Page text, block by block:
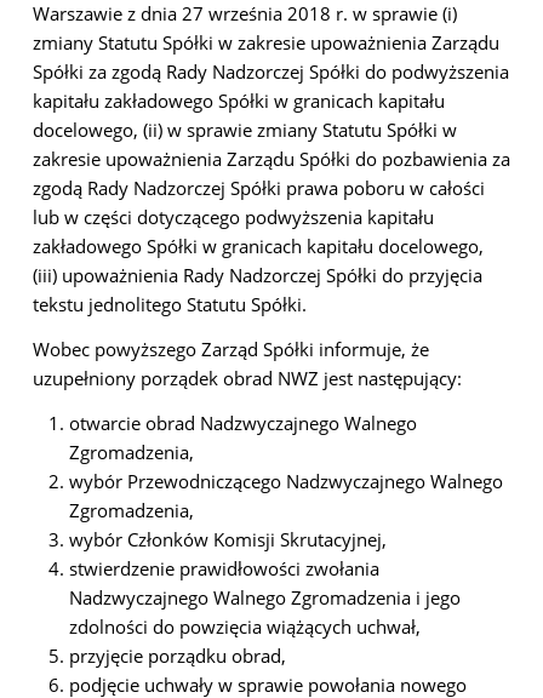
Warszawie z dnia 27 września 2018 r. w sprawie (i)
zmiany Statutu Spółki w zakresie upoważnienia Zarządu
Spółki za zgodą Rady Nadzorczej Spółki do podwyższenia
kapitału zakładowego Spółki w granicach kapitału
docelowego, (ii) w sprawie zmiany Statutu Spółki w
zakresie upoważnienia Zarządu Spółki do pozbawienia za
zgodą Rady Nadzorczej Spółki prawa poboru w całości
lub w części dotyczącego podwyższenia kapitału
zakładowego Spółki w granicach kapitału docelowego,
(iii) upoważnienia Rady Nadzorczej Spółki do przyjęcia
tekstu jednolitego Statutu Spółki.
Wobec powyższego Zarząd Spółki informuje, że
uzupełniony porządek obrad NWZ jest następujący:
otwarcie obrad Nadzwyczajnego Walnego
Zgromadzenia,
wybór Przewodniczącego Nadzwyczajnego Walnego
Zgromadzenia,
wybór Członków Komisji Skrutacyjnej,
stwierdzenie prawidłowości zwołania
Nadzwyczajnego Walnego Zgromadzenia i jego
zdolności do powzięcia wiążących uchwał,
przyjęcie porządku obrad,
podjęcie uchwały w sprawie powołania nowego